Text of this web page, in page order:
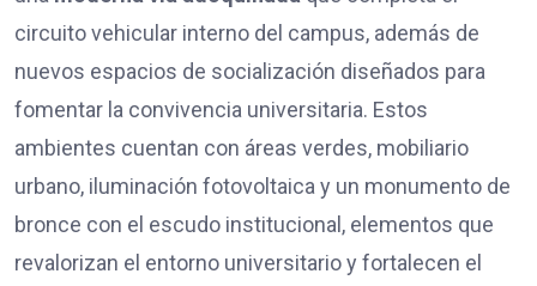
circuito vehicular interno del campus, además de
nuevos espacios de socialización diseñados para
fomentar la convivencia universitaria. Estos
ambientes cuentan con áreas verdes, mobiliario
urbano, iluminación fotovoltaica y un monumento de
bronce con el escudo institucional, elementos que
revalorizan el entorno universitario y fortalecen el